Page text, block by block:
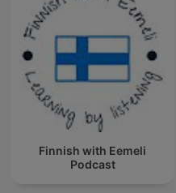
Finnish with Eemeli
Podcast